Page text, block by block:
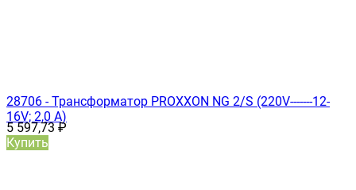
28706 - Трансформатор PROXXON NG 2/S (220V-------12-
16V; 2,0 А)
5 597,73₽
Купить